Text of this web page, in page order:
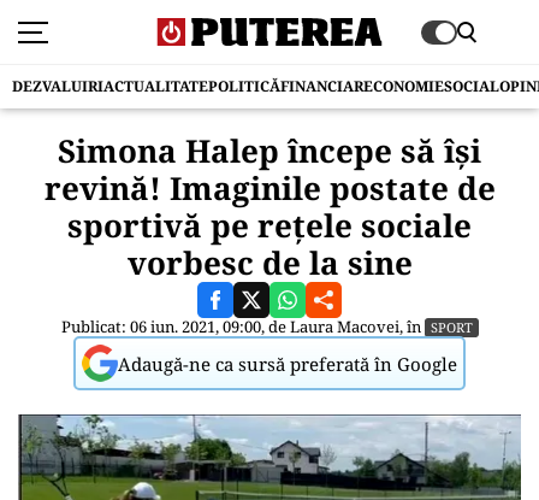
DEZVALUIRIACTUALITATEPOLITICĂFINANCIARECONOMIESOCIAL
Simona Halep începe să își
revină! Imaginile postate de
sportivă pe rețele sociale
vorbesc de la sine
Publicat: 06 iun. 2021, 09:00, deLaura Macovei, în SPORT
Adaugă-ne ca sursă preferată în Google